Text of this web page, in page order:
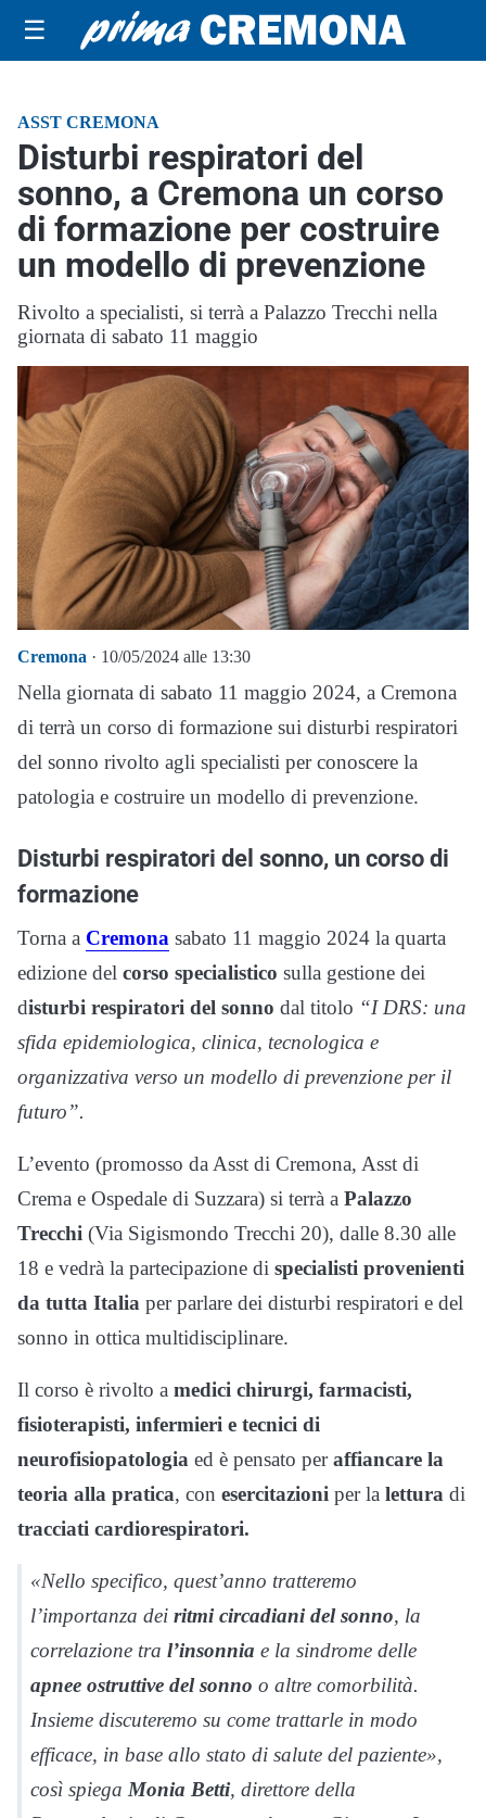
☰
ASST CREMONA
Disturbi respiratori del
sonno, a Cremona un corso
di formazione per costruire
un modello di prevenzione
Rivolto a specialisti, si terrà a Palazzo Trecchi nella
giornata di sabato 11 maggio
Cremona · 10/05/2024 alle 13:30
Nella giornata di sabato 11 maggio 2024, a Cremona
di terrà un corso di formazione sui disturbi respiratori
del sonno rivolto agli specialisti per conoscere la
patologia e costruire un modello di prevenzione.
Disturbi respiratori del sonno, un corso di
formazione
Torna a Cremona sabato 11 maggio 2024 la quarta
edizione del corso specialistico sulla gestione dei
disturbi respiratori del sonno dal titolo “I DRS: una
sfida epidemiologica, clinica, tecnologica e
organizzativa verso un modello di prevenzione per il
futuro”.
L’evento (promosso da Asst di Cremona, Asst di
Crema e Ospedale di Suzzara) si terrà a Palazzo
Trecchi (Via Sigismondo Trecchi 20), dalle 8.30 alle
18 e vedrà la partecipazione di specialisti provenienti
da tutta Italia per parlare dei disturbi respiratori e del
sonno in ottica multidisciplinare.
Il corso è rivolto a medici chirurgi, farmacisti,
fisioterapisti, infermieri e tecnici di
neurofisiopatologia ed è pensato peraffiancare la
teoria alla pratica, con esercitazioni per la lettura di
tracciati cardiorespiratori.
«Nello specifico, quest’anno tratteremo
l’importanza dei ritmi circadiani del sonno, la
correlazione tra l’insonnia e la sindrome delle
apnee ostruttive del sonno o altre comorbilità.
Insieme discuteremo su come trattarle in modo
efficace, in base allo stato di salute del paziente»,
così spiegaMonia Betti, direttore della